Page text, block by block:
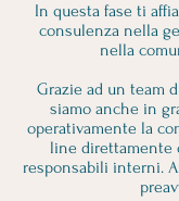
In questa fase ti
consulenza nella
nella
Grazie ad un team
siamo anche in
operativamente la
line direttamente
responsabili interni.